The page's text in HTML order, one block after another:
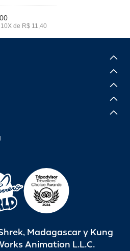
de R$ 11,40
Madagascar y Kung
Animation L.L.C.